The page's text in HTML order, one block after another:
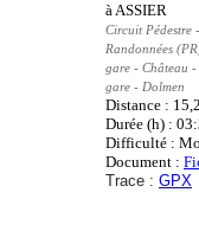
àASSIER
Circuit Pédestre
Randonnées
gare - Château
gare - Dolmen
Distance :
Durée (h) :
Difficulté :
Document :
Trace : GPX